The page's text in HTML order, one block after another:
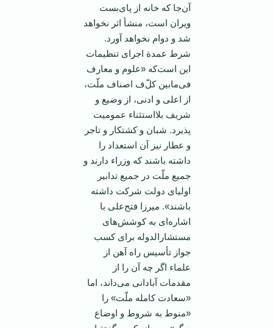
آن‌جا كه‌ خانه‌ از پای‌بست‌
ویران‌ است‌، منشأ اثر نخواهد
شد و دوام‌ نخواهد آورد.
شرط‌ عمدة‌ اجرای‌ تنظیمات‌
این‌ است‌كه‌ «علوم‌ و معارف‌
فی‌مابین‌ كل‌ّف اصناف‌ ملّت‌،
از اعلی‌ و ادنی‌، از وضیع‌ و
شریف‌ بلااستثناء عمومیت‌
پذیرد. شبان‌ و كشتكار و تاجر
و عطار نیز آن ‌استعداد را
داشته‌ باشند كه‌ وزراء دارند و
جمیع‌ ملّت‌ در جمیع‌ تدابیر
اولیای ‌دولت‌ شركت‌ داشته‌
باشند». میرزا فتح‌علی‌ با
اشاره‌ای‌ به‌ كوشش‌های
‌مستشارالدوله‌ برای‌ كسب‌
جواز تأسیس‌ راه‌ آهن‌ از
علماء اگر چه‌ آن‌ را از
مقدمات‌ آبادانی‌ می‌داند، اما
«سعادت‌ كامله‌ ملّت‌» را
«منوط‌ به‌ شروط‌ و اوضاع‌